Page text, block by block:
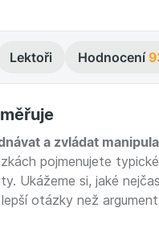
Lektoři Hodnocení
a zvládat
pojmenujete
Ukážeme si, jaké
otázky než